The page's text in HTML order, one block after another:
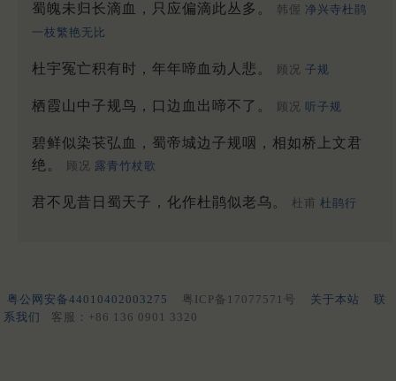
蜀魄未归长滴血，只应偏滴此丛多。 韩偓 净兴寺杜鹃
一枝繁艳无比
杜宇冤亡积有时，年年啼血动人悲。 顾况 子规
栖霞山中子规鸟，口边血出啼不了。 顾况 听子规
碧鲜似染苌弘血，蜀帝城边子规咽，相如桥上文君
绝。
顾况 露青竹杖歌
君不见昔日蜀天子，化作杜鹃似老乌。 杜甫 杜鹃行
粤公网安备44010402003275 粤ICP备17077571号 关于本站
联
系我们
客服：+86 136 0901 3320